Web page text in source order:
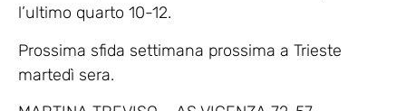
l’ultimo quarto 10-12.
Prossima sfida settimana prossima a Trieste
martedì sera.